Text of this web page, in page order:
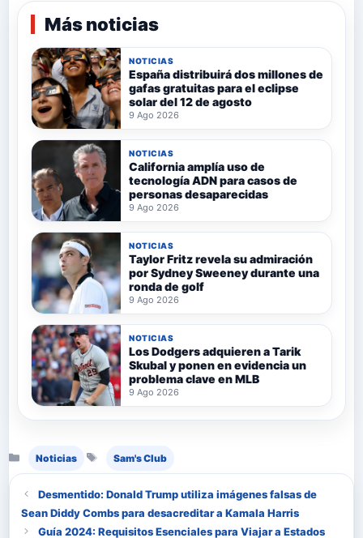
Más noticias
NOTICIAS
España distribuirá dos millones de
gafas gratuitas para el eclipse
solar del 12 de agosto
9 Ago 2026
NOTICIAS
California amplía uso de
tecnología ADN para casos de
personas desaparecidas
9 Ago 2026
NOTICIAS
Taylor Fritz revela su admiración
por Sydney Sweeney durante una
ronda de golf
9 Ago 2026
NOTICIAS
Los Dodgers adquieren a Tarik
Skubal y ponen en evidencia un
problema clave en MLB
9 Ago 2026
Noticias Sam's Club
Desmentido: Donald Trump utiliza imágenes falsas de
Sean Diddy Combs para desacreditar a Kamala Harris
Guía 2024: Requisitos Esenciales para Viajar a Estados